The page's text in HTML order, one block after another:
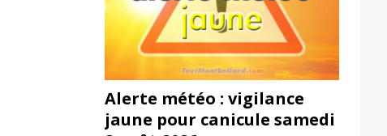
Alerte météo : vigilance
jaune pour canicule samedi